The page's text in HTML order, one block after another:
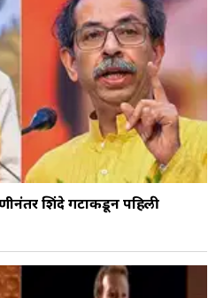
शिंदे गटाकडून पहिली